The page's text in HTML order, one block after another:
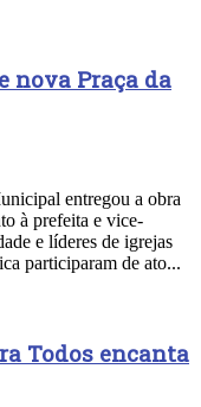
nova Praça da
entregou a obra
à prefeita e vice-
e líderes de igrejas
participaram de ato...
Todos encanta